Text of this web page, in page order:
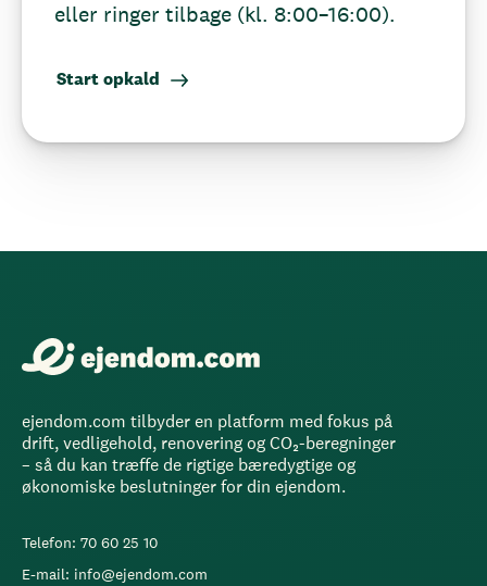
eller ringer tilbage (kl. 8:00–16:00).
Start opkald
ejendom.com tilbyder en platform med fokus på
drift, vedligehold, renovering og CO₂-beregninger
– så du kan træffe de rigtige bæredygtige og
økonomiske beslutninger for din ejendom.
Telefon: 70 60 25 10
E-mail: info@ejendom.com